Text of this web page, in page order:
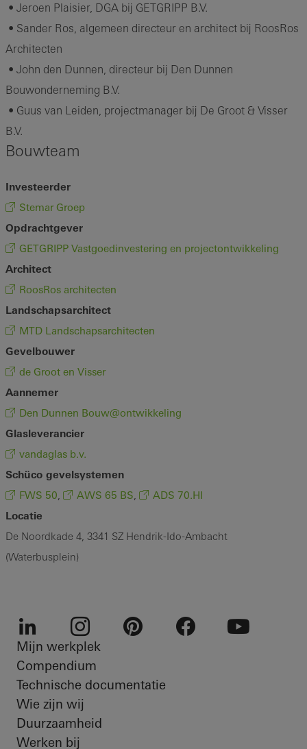
• Jeroen Plaisier, DGA bij GETGRIPP B.V.
• Sander Ros, algemeen directeur en architect bij RoosRos
Architecten
• John den Dunnen, directeur bij Den Dunnen
Bouwonderneming B.V.
• Guus van Leiden, projectmanager bij De Groot & Visser
B.V.
Bouwteam
Investeerder
Stemar Groep
Opdrachtgever
GETGRIPP Vastgoedinvestering en projectontwikkeling
Architect
RoosRos architecten
Landschapsarchitect
MTD Landschapsarchitecten
Gevelbouwer
de Groot en Visser
Aannemer
Den Dunnen Bouw@ontwikkeling
Glasleverancier
vandaglas b.v.
Schüco gevelsystemen
FWS 50 AWS 65 BS ADS 70.HI
Locatie
De Noordkade 4, 3341 SZ Hendrik-Ido-Ambacht
(Waterbusplein)
LinkedIn Instagram
Mijn werkplek
Compendium
Technische documentatie
Wie zijn wij
Duurzaamheid
Werken bij